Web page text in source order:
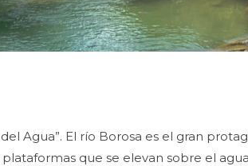
Agua”. El río Borosa es el gran
que se elevan sobre el